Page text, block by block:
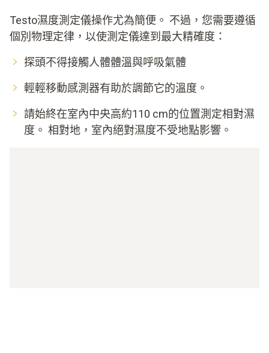
Testo濕度測定儀操作尤為簡便。 不過，您需要遵循
個別物理定律，以使測定儀達到最大精確度：
探頭不得接觸人體體溫與呼吸氣體
輕輕移動感測器有助於調節它的溫度。
請始終在室內中央高約110 cm的位置測定相對濕
度。 相對地，室內絕對濕度不受地點影響。